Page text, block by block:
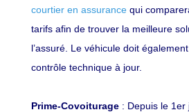
courtier en assurance qui
tarifs afin de trouver la meilleure
l’assuré. Le véhicule doit
contrôle technique à jour.
Prime-Covoiturage : Depuis le